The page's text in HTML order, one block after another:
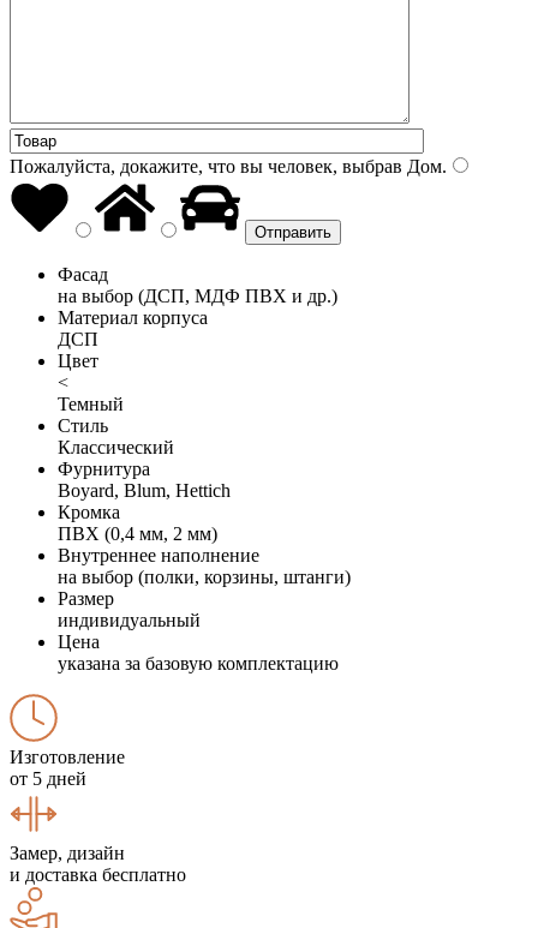
Пожалуйста, докажите, что вы человек, выбрав Дом.
Фасад
на выбор (ДСП, МДФ ПВХ и др.)
Материал корпуса
ДСП
Цвет
<
Темный
Стиль
Классический
Фурнитура
Boyard, Blum, Hettich
Кромка
ПВХ (0,4 мм, 2 мм)
Внутреннее наполнение
на выбор (полки, корзины, штанги)
Размер
индивидуальный
Цена
указана за базовую комплектацию
Изготовление
от 5 дней
Замер, дизайн
и доставка бесплатно